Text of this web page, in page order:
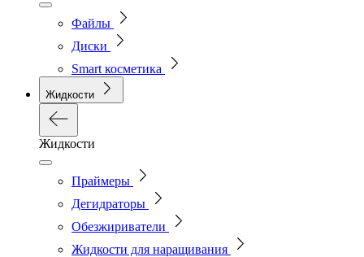
Файлы
Диски
Smart косметика
Жидкости
Жидкости
Праймеры
Дегидраторы
Обезжириватели
Жидкости для наращивания